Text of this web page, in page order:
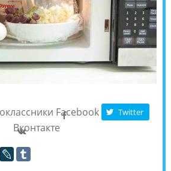
Facebook Twitter
Вконтакте